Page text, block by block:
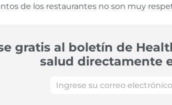
de los restaurantes no son muy
gratis al boletín de
salud directamente